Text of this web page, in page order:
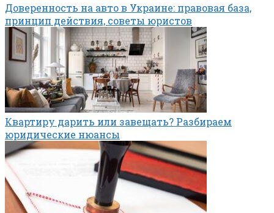
Доверенность на авто в Украине: правовая база,
принцип действия, советы юристов
Квартиру дарить или завещать? Разбираем
юридические нюансы